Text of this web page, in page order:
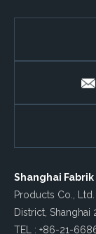
Shanghai
Products Co.,
District, Shanghai
TEL : +86-21-